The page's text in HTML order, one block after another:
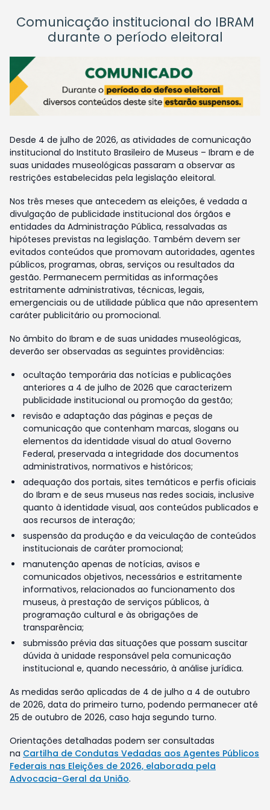
Comunicação institucional do IBRAM
durante o período eleitoral
Desde 4 de julho de 2026, as atividades de comunicação
institucional do Instituto Brasileiro de Museus – Ibram e de
suas unidades museológicas passaram a observar as
restrições estabelecidas pela legislação eleitoral.
Nos três meses que antecedem as eleições, é vedada a
divulgação de publicidade institucional dos órgãos e
entidades da Administração Pública, ressalvadas as
hipóteses previstas na legislação. Também devem ser
evitados conteúdos que promovam autoridades, agentes
públicos, programas, obras, serviços ou resultados da
gestão. Permanecem permitidas as informações
estritamente administrativas, técnicas, legais,
emergenciais ou de utilidade pública que não apresentem
caráter publicitário ou promocional.
No âmbito do Ibram e de suas unidades museológicas,
deverão ser observadas as seguintes providências:
ocultação temporária das notícias e publicações
anteriores a 4 de julho de 2026 que caracterizem
publicidade institucional ou promoção da gestão;
revisão e adaptação das páginas e peças de
comunicação que contenham marcas, slogans ou
elementos da identidade visual do atual Governo
Federal, preservada a integridade dos documentos
administrativos, normativos e históricos;
adequação dos portais, sites temáticos e perfis oficiais
do Ibram e de seus museus nas redes sociais, inclusive
quanto à identidade visual, aos conteúdos publicados e
aos recursos de interação;
suspensão da produção e da veiculação de conteúdos
institucionais de caráter promocional;
manutenção apenas de notícias, avisos e
comunicados objetivos, necessários e estritamente
informativos, relacionados ao funcionamento dos
museus, à prestação de serviços públicos, à
programação cultural e às obrigações de
transparência;
submissão prévia das situações que possam suscitar
dúvida à unidade responsável pela comunicação
institucional e, quando necessário, à análise jurídica.
As medidas serão aplicadas de 4 de julho a 4 de outubro
de 2026, data do primeiro turno, podendo permanecer até
25 de outubro de 2026, caso haja segundo turno.
Orientações detalhadas podem ser consultadas
na Cartilha de Condutas Vedadas aos Agentes Públicos
Federais nas Eleições de 2026, elaborada pela
Advocacia-Geral da União.